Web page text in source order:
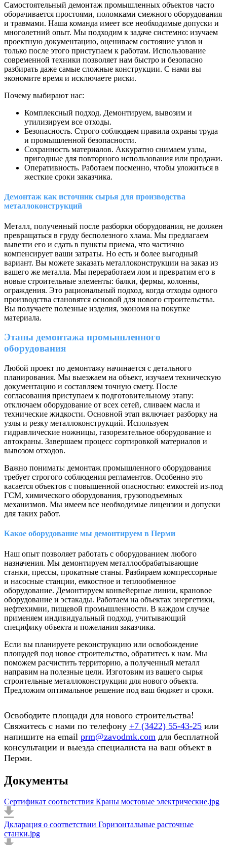
Самостоятельный демонтаж промышленных объектов часто
оборачивается простоями, поломками смежного оборудования
и травмами. Наша команда имеет все необходимые допуски и
многолетний опыт. Мы подходим к задаче системно: изучаем
проектную документацию, оцениваем состояние узлов и
только после этого приступаем к работам. Использование
современной техники позволяет нам быстро и безопасно
разбирать даже самые сложные конструкции. С нами вы
экономите время и исключаете риски.
Почему выбирают нас:
Комплексный подход. Демонтируем, вывозим и
утилизируем все отходы.
Безопасность. Строго соблюдаем правила охраны труда
и промышленной безопасности.
Сохранность материалов. Аккуратно снимаем узлы,
пригодные для повторного использования или продажи.
Оперативность. Работаем посменно, чтобы уложиться в
жесткие сроки заказчика.
Демонтаж как источник сырья для производства
металлоконструкций
Металл, полученный после разборки оборудования, не должен
превращаться в груду бесполезного хлама. Мы предлагаем
вывезти его и сдать в пункты приема, что частично
компенсирует ваши затраты. Но есть и более выгодный
вариант. Вы можете заказать металлоконструкции на заказ из
вашего же металла. Мы переработаем лом и превратим его в
новые строительные элементы: балки, фермы, колонны,
ограждения. Это рациональный подход, когда отходы одного
производства становятся основой для нового строительства.
Вы получаете полезные изделия, экономя на покупке
материала.
Этапы демонтажа промышленного
оборудования
Любой проект по демонтажу начинается с детального
планирования. Мы выезжаем на объект, изучаем техническую
документацию и составляем точную смету. После
согласования приступаем к подготовительному этапу:
отключаем оборудование от всех сетей, сливаем масла и
технические жидкости. Основной этап включает разборку на
узлы и резку металлоконструкций. Используем
гидравлические ножницы, газорезательное оборудование и
автокраны. Завершаем процесс сортировкой материалов и
вывозом отходов.
Важно понимать: демонтаж промышленного оборудования
требует строгого соблюдения регламентов. Особенно это
касается объектов с повышенной опасностью: емкостей из-под
ГСМ, химического оборудования, грузоподъемных
механизмов. Мы имеем все необходимые лицензии и допуски
для таких работ.
Какое оборудование мы демонтируем в Перми
Наш опыт позволяет работать с оборудованием любого
назначения. Мы демонтируем металлообрабатывающие
станки, прессы, прокатные станы. Разбираем компрессорные
и насосные станции, емкостное и теплообменное
оборудование. Демонтируем конвейерные линии, крановое
оборудование и эстакады. Работаем на объектах энергетики,
нефтехимии, пищевой промышленности. В каждом случае
применяем индивидуальный подход, учитывающий
специфику объекта и пожелания заказчика.
Если вы планируете реконструкцию или освобождение
площадей под новое строительство, обратитесь к нам. Мы
поможем расчистить территорию, а полученный металл
направим на полезные цели. Изготовим из вашего сырья
строительные металлоконструкции для нового объекта.
Предложим оптимальное решение под ваш бюджет и сроки.
Освободите площади для нового строительства!
Свяжитесь с нами по телефону +7 (3422) 55-43-25 или
напишите на email prm@zavodmk.com для бесплатной
консультации и выезда специалиста на ваш объект в
Перми.
Документы
Сертификат соответствия Краны мостовые электрические.jpg
Дкларация о соответствии Горизонтальные расточные
станки.jpg